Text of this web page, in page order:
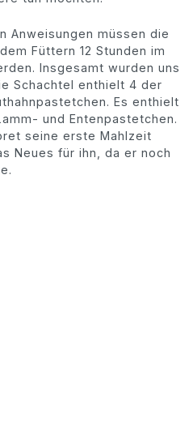
Anweisungen müssen die
Füttern 12 Stunden im
Insgesamt wurden uns
Schachtel enthielt 4 der
Es enthielt
und Entenpastetchen.
seine erste Mahlzeit
Neues für ihn, da er noch